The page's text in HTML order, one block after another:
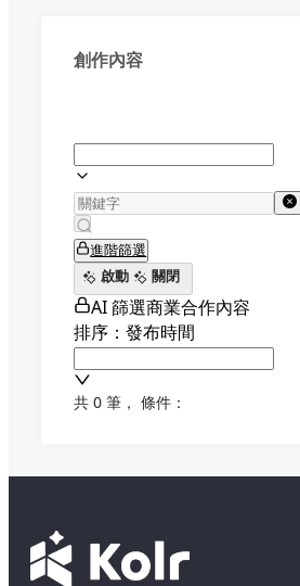
創作內容
進階篩選
啟動
關閉
AI 篩選商業合作內容
排序：發布時間
共 0 筆 ， 條件：